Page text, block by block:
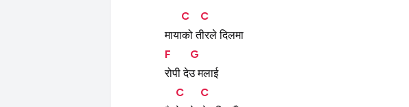
C
C
मायाको तीरले दिलमा
F
G
रोपी देउ मलाई
C
C